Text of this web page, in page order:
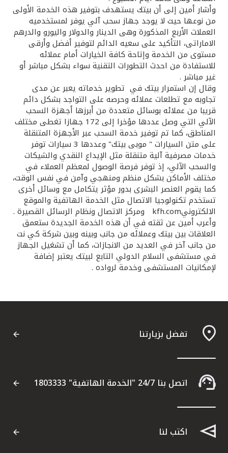
مصر
المملكة المتحدة
مملكة البحرين
وأشار أمين إلى أن بيتك يستهدف بتوفير هذه الخدمة الأولى
من نوعها حيث لا يوجد جهاز سحب آلي يوفر لمستخدميه
العملات الأربع المذكورة وهى الدينار والدولار واليورو والدرهم
الاماراتى، التأكيد على سعيه الدائم لتوفير أفضل وأرقى
مستوى من الخدمة وإتاحة كافة الخيارات أمام عملائه
للاستفادة من احدث التطورات التقنية سواء بشكل مباشر أو
غير مباشر .
وقال إن استمرار بيتك في تطوير خدماته يعبر عن مدى
تجاوبه مع تطلعات عملائه وحرصه على التواجد بشكل دائم
قريبا من عملائه بوسائل متعددة من أبرزها أجهزة السحب
الآلي التي وصل عددها مؤخرا إلى 172 جهازا تغطى مختلف
المناطق، كما تم توفير خدمة السحب عبر الأجهزة المتنقلة
على متن السيارات " موبى بيتك" وعددها 3 سيارات توفر
خدمات مصرفية آلية متنقلة مثل الإيداع النقدي والشيكات
والسحب الآلي، إذ توفر فرصة الوصول لمعظم العملاء في
مختلف الأماكن بشكل منظم ومنهجي وآمن في نفس الوقت،
كما يقوم العنصر البشرى بدور مؤثر يتكامل مع وسائل أخرى
تستخدم تكنولوجيا الاتصال مثل الخدمة الهاتفية والموقع
الالكترونيkfh.com ومركز الاتصال ونظام الرسائل القصيرة .
وأعرب أمين عن ثقته في أن هذه الخدمة الجديدة ستعمق
العلاقات بين بيتك وعملائه من جانب وبينه وبين شركة كي نت
من جانب آخر في العديد من الانجازات، كما أن تشغيل الجهاز
في مستشفى السلام الدولي التابع لبيتك يعتبر إضافة
لإمكانيات المستشفى وخدمة لرواده .
تفضل بزيارتنا
اتصل بنا 24/7 "الخدمة الهاتفية" 1803333
اكتب لنا